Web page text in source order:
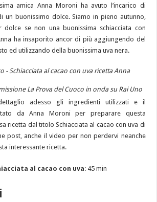
amica Anna Moroni ha avuto l’incarico di
buonissimo dolce. Siamo in pieno autunno,
se non una buonissima schiacciata con
ha insaporito ancor di più aggiungendo del
ed utilizzando della buonissima uva nera.
La Prova del Cuoco in onda su Rai Uno
adesso gli ingredienti utilizzati e il
da Anna Moroni per preparare questa
ricetta dal titolo Schiacciata al cacao con uva di
post, anche il video per non perdervi neanche
interessante ricetta.
al cacao con uva: 45 min